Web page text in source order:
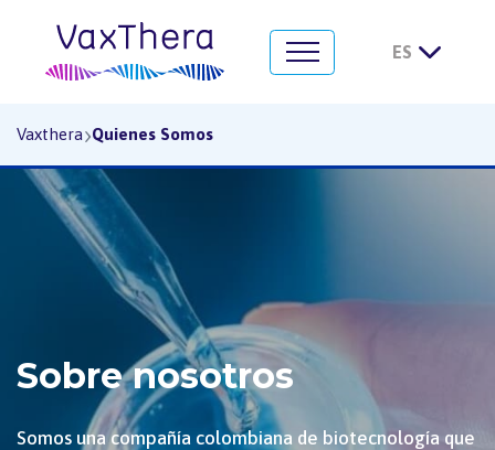
¿Quiénes somos?
Vaxthera›Quienes Somos
Sobre nosotros
Somos una compañía colombiana de biotecnología que